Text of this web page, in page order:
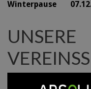
Winterpause
UNSERE